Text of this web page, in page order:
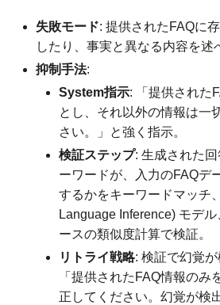
失敗モード: 提供されたFAQに
したり、事実と異なる内容を述
抑制手法:
System指示: 「提供された
とし、それ以外の情報は一
さい。」と強く指示。
検証ステップ: 生成された
ーワードが、入力のFAQデ
するかをキーワードマッチ
Language Inference) モデ
ースの類似度計算で検証。
リトライ戦略: 検証で幻覚が
「提供されたFAQ情報のみ
正してください。幻覚が検